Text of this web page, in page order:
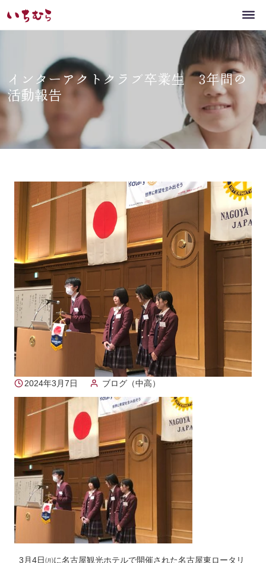
インターアクトクラブ卒業生 3年間の
活動報告
2024年3月7日 ブログ（中高）
3月4日㈪に名古屋観光ホテルで開催された名古屋東ロータリ